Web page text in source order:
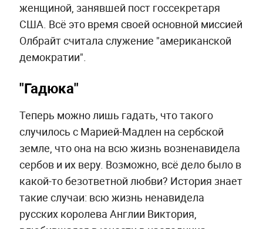
женщиной, занявшей пост госсекретаря
США. Всё это время своей основной миссией
Олбрайт считала служение "американской
демократии".
"Гадюка"
Теперь можно лишь гадать, что такого
случилось с Марией-Мадлен на сербской
земле, что она на всю жизнь возненавидела
сербов и их веру. Возможно, всё дело было в
какой-то безответной любви? История знает
такие случаи: всю жизнь ненавидела
русских королева Англии Виктория,